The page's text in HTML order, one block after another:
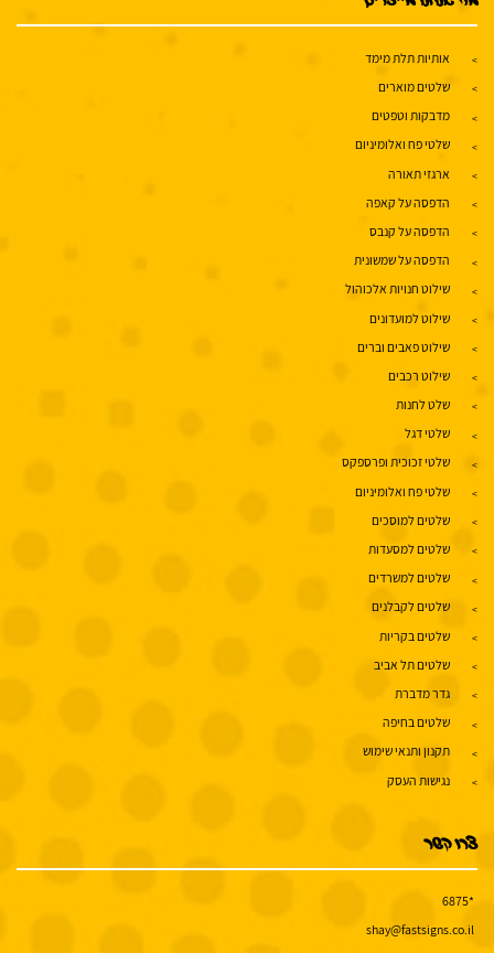
אותיות תלת מימד
שלטים מוארים
מדבקות וטפטים
שלטי פח ואלומיניום
ארגזי תאורה
הדפסה על קאפה
הדפסה על קנבס
הדפסה על שמשונית
שילוט חנויות אלכוהול
שילוט למועדונים
שילוט פאבים וברים
שילוט רכבים
שלט לחנות
שלטי דגל
שלטי זכוכית ופרספקס
שלטי פח ואלומיניום
שלטים למוסכים
שלטים למסעדות
שלטים למשרדים
שלטים לקבלנים
שלטים בקריות
שלטים תל אביב
גדר מדברת
שלטים בחיפה
תקנון ותנאי שימוש
נגישות העסק
צרו קשר
*6875
shay@fastsigns.co.il